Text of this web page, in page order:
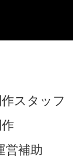
スタッフ
営補助